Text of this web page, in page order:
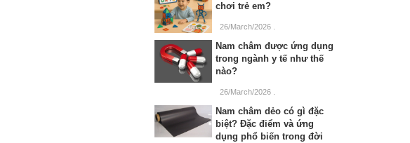
chơi trẻ em?
26/March/2026
Nam châm được ứng dụng
trong ngành y tế như thế
nào?
26/March/2026
Nam châm dẻo có gì đặc
biệt? Đặc điểm và ứng
dụng phổ biến trong đời